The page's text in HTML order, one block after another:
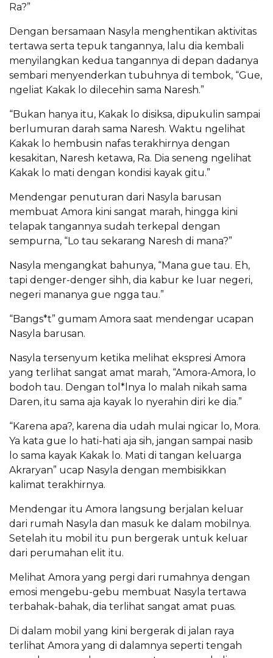
Ra?”
Dengan bersamaan Nasyla menghentikan aktivitas
tertawa serta tepuk tangannya, lalu dia kembali
menyilangkan kedua tangannya di depan dadanya
sembari menyenderkan tubuhnya di tembok, “Gue,
ngeliat Kakak lo dilecehin sama Naresh.”
“Bukan hanya itu, Kakak lo disiksa, dipukulin sampai
berlumuran darah sama Naresh. Waktu ngelihat
Kakak lo hembusin nafas terakhirnya dengan
kesakitan, Naresh ketawa, Ra. Dia seneng ngelihat
Kakak lo mati dengan kondisi kayak gitu.”
Mendengar penuturan dari Nasyla barusan
membuat Amora kini sangat marah, hingga kini
telapak tangannya sudah terkepal dengan
sempurna, “Lo tau sekarang Naresh di mana?”
Nasyla mengangkat bahunya, “Mana gue tau. Eh,
tapi denger-denger sihh, dia kabur ke luar negeri,
negeri mananya gue ngga tau.”
“Bangs*t” gumam Amora saat mendengar ucapan
Nasyla barusan.
Nasyla tersenyum ketika melihat ekspresi Amora
yang terlihat sangat amat marah, “Amora-Amora, lo
bodoh tau. Dengan tol*lnya lo malah nikah sama
Daren, itu sama aja kayak lo nyerahin diri ke dia.”
“Karena apa?, karena dia udah mulai ngicar lo, Mora.
Ya kata gue lo hati-hati aja sih, jangan sampai nasib
lo sama kayak Kakak lo. Mati di tangan keluarga
Akraryan” ucap Nasyla dengan membisikkan
kalimat terakhirnya.
Mendengar itu Amora langsung berjalan keluar
dari rumah Nasyla dan masuk ke dalam mobilnya.
Setelah itu mobil itu pun bergerak untuk keluar
dari perumahan elit itu.
Melihat Amora yang pergi dari rumahnya dengan
emosi mengebu-gebu membuat Nasyla tertawa
terbahak-bahak, dia terlihat sangat amat puas.
Di dalam mobil yang kini bergerak di jalan raya
terlihat Amora yang di dalamnya seperti tengah